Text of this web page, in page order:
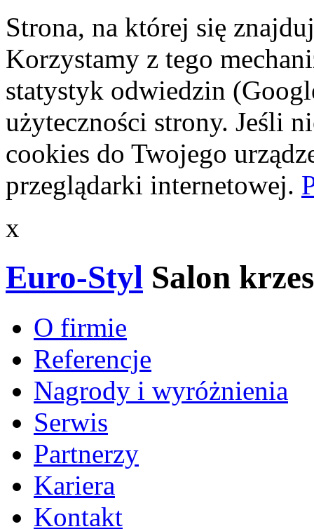
Strona, na której się
Korzystamy z tego
statystyk odwiedzin
użyteczności strony. Jeśli
cookies do Twojego
przeglądarki internetowej.
x
Euro-Styl Salon
O firmie
Referencje
Nagrody i wyróżnienia
Serwis
Partnerzy
Kariera
Kontakt